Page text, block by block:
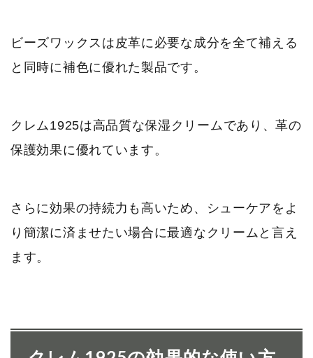
ビーズワックスは皮革に必要な成分を全て補える
と同時に補色に優れた製品です。
クレム1925は高品質な保湿クリームであり、革の
保護効果に優れています。
さらに効果の持続力も高いため、シューケアをよ
り簡潔に済ませたい場合に最適なクリームと言え
ます。